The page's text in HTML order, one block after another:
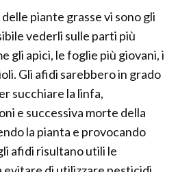
piante grasse vi sono gli
vederli sulle parti più
gli apici, le foglie più giovani, i
Gli afidi sarebbero in grado
succhiare la linfa,
e successiva morte della
la pianta e provocando
afidi risultano utili le